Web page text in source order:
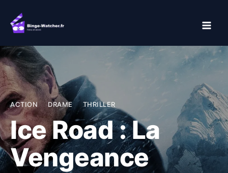
contenu
ACTION DRAME THRILLER
Ice Road : La
Vengeance